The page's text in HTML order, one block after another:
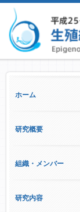
ホーム
研究概要
組織・メンバー
研究内容